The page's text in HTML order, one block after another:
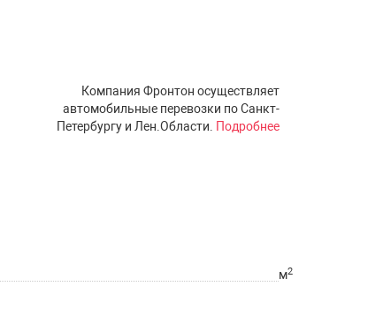
Компания Фронтон осуществляет
автомобильные перевозки по Санкт-
Петербургу и Лен.Области.
Подробнее
м2